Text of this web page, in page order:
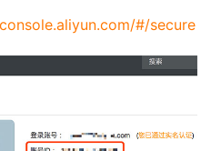
#/secure